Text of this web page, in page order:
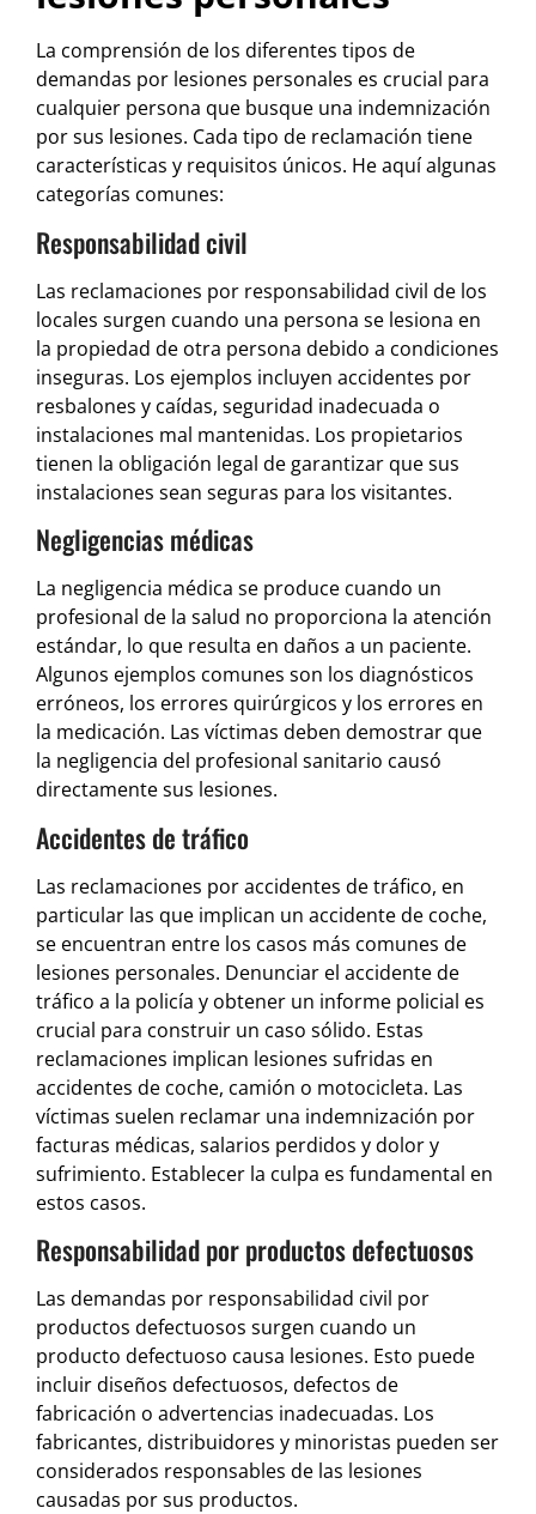
La comprensión de los diferentes tipos de
demandas por lesiones personales es crucial para
cualquier persona que busque una indemnización
por sus lesiones. Cada tipo de reclamación tiene
características y requisitos únicos. He aquí algunas
categorías comunes:
Responsabilidad civil
Las reclamaciones por responsabilidad civil de los
locales surgen cuando una persona se lesiona en
la propiedad de otra persona debido a condiciones
inseguras. Los ejemplos incluyen accidentes por
resbalones y caídas, seguridad inadecuada o
instalaciones mal mantenidas. Los propietarios
tienen la obligación legal de garantizar que sus
instalaciones sean seguras para los visitantes.
Negligencias médicas
La negligencia médica se produce cuando un
profesional de la salud no proporciona la atención
estándar, lo que resulta en daños a un paciente.
Algunos ejemplos comunes son los diagnósticos
erróneos, los errores quirúrgicos y los errores en
la medicación. Las víctimas deben demostrar que
la negligencia del profesional sanitario causó
directamente sus lesiones.
Accidentes de tráfico
Las reclamaciones por accidentes de tráfico, en
particular las que implican un accidente de coche,
se encuentran entre los casos más comunes de
lesiones personales. Denunciar el accidente de
tráfico a la policía y obtener un informe policial es
crucial para construir un caso sólido. Estas
reclamaciones implican lesiones sufridas en
accidentes de coche, camión o motocicleta. Las
víctimas suelen reclamar una indemnización por
facturas médicas, salarios perdidos y dolor y
sufrimiento. Establecer la culpa es fundamental en
estos casos.
Responsabilidad por productos defectuosos
Las demandas por responsabilidad civil por
productos defectuosos surgen cuando un
producto defectuoso causa lesiones. Esto puede
incluir diseños defectuosos, defectos de
fabricación o advertencias inadecuadas. Los
fabricantes, distribuidores y minoristas pueden ser
considerados responsables de las lesiones
causadas por sus productos.